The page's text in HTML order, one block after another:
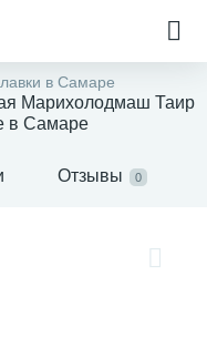
в Самаре
Марихолодмаш Таир
в Самаре
Отзывы 0